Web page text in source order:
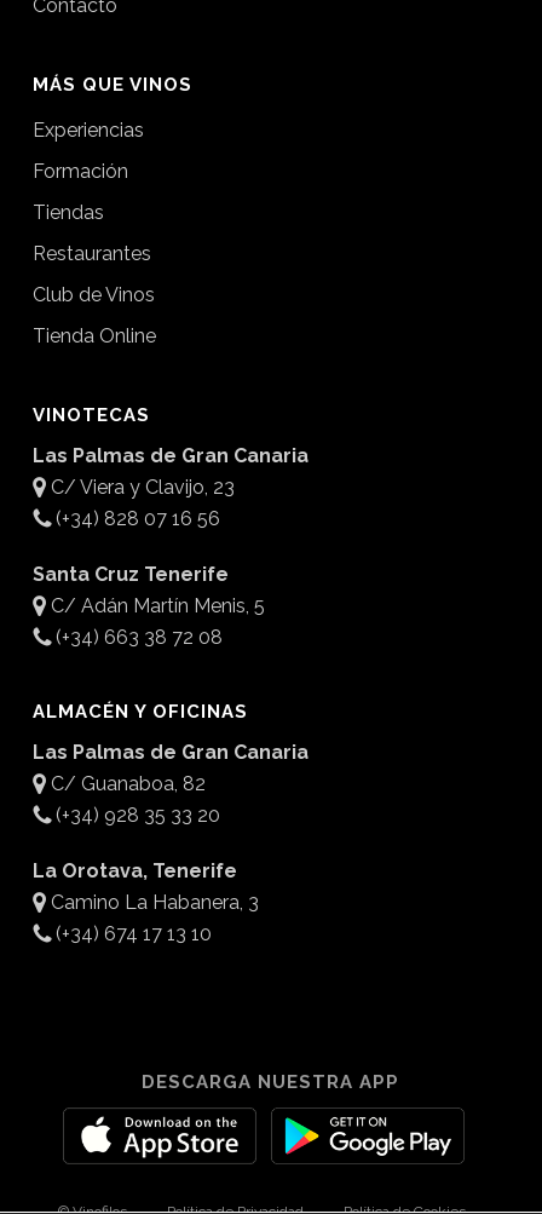
Contacto
MÁS QUE VINOS
Experiencias
Formación
Tiendas
Restaurantes
Club de Vinos
Tienda Online
VINOTECAS
Las Palmas de Gran Canaria
C/ Viera y Clavijo, 23
(+34) 828 07 16 56
Santa Cruz Tenerife
C/ Adán Martín Menis, 5
(+34) 663 38 72 08
ALMACÉN Y OFICINAS
Las Palmas de Gran Canaria
C/ Guanaboa, 82
(+34) 928 35 33 20
La Orotava, Tenerife
Camino La Habanera, 3
(+34) 674 17 13 10
DESCARGA NUESTRA APP